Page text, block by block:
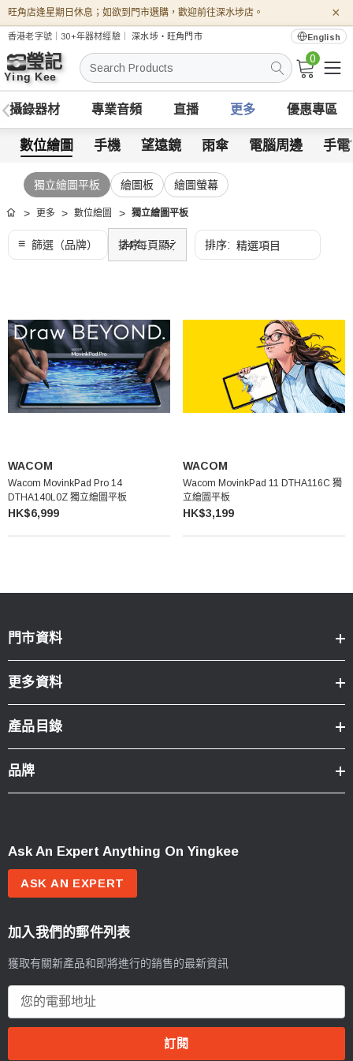
旺角店逢星期日休息；如欲到門市選購，歡迎前往深水埗店。 ×
香港老字號｜30+年器材經驗｜深水埗・旺角門市 English
搜
索
0
攝錄器材 專業音頻 直播 更多 優惠專區
數位繪圖 手機 望遠鏡 雨傘 電腦周邊 手電
獨立繪圖平板 繪圖板 繪圖螢幕
首頁 更多 數位繪圖 獨立繪圖平板
WACOM
Wacom MovinkPad Pro 14
DTHA140L0Z 獨立繪圖平板
HK$6,999
WACOM
Wacom MovinkPad 11 DTHA116C 獨
立繪圖平板
HK$3,199
門市資料
更多資料
產品目錄
品牌
Ask An Expert Anything On Yingkee
ASK AN EXPERT
加入我們的郵件列表
獲取有關新產品和即將進行的銷售的最新資訊
郵